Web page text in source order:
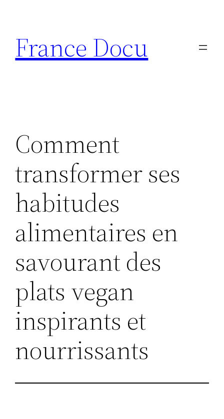
contenu
France Docu
Comment
transformer ses
habitudes
alimentaires en
savourant des
plats vegan
inspirants et
nourrissants